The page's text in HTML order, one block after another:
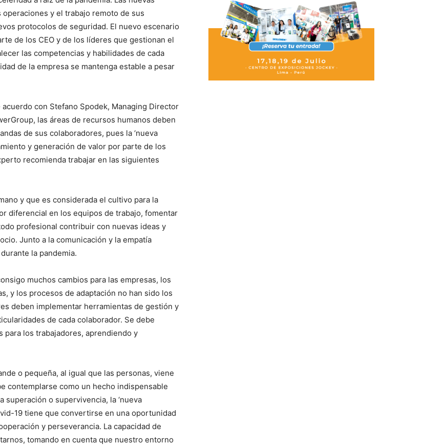
y el trabajo remoto de sus
protocolos de seguridad. El nuevo escenario
de los CEO y de los líderes que gestionan el
las competencias y habilidades de cada
de la empresa se mantenga estable a pesar
acuerdo con Stefano Spodek, Managing Director
las áreas de recursos humanos deben
de sus colaboradores, pues la ‘nueva
y generación de valor por parte de los
recomienda trabajar en las siguientes
y que es considerada el cultivo para la
diferencial en los equipos de trabajo, fomentar
profesional contribuir con nuevas ideas y
Junto a la comunicación y la empatía
la pandemia.
muchos cambios para las empresas, los
y los procesos de adaptación no han sido los
deben implementar herramientas de gestión y
de cada colaborador. Se debe
los trabajadores, aprendiendo y
o pequeña, al igual que las personas, viene
contemplarse como un hecho indispensable
superación o supervivencia, la ‘nueva
19 tiene que convertirse en una oportunidad
y perseverancia. La capacidad de
tomando en cuenta que nuestro entorno